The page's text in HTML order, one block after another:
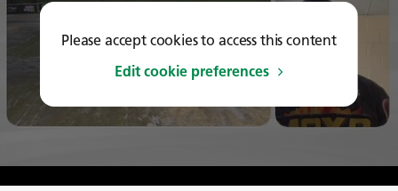
Please accept cookies to access this content
Edit cookie preferences